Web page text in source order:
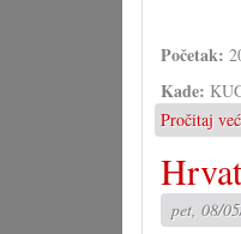
Početak:
Kade:
Pročitaj već
pet, 08/